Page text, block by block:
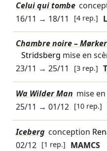
Celui qui tombe
16/11 → 18/11 [4 rep.]
Chambre noire –
Stridsberg mise en
23/11 → 25/11 [3 rep.]
Wa Wilder Man mise
25/11 → 01/12 [10 rep.]
Iceberg conception
02/12 [1 rep.] MAMCS